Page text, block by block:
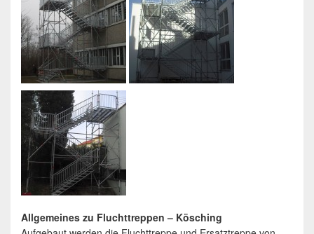
Allgemeines zu Fluchttreppen – Kösching